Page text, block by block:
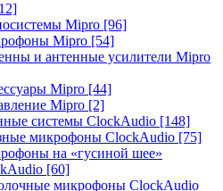
Mipro [96]
Mipro [54]
и антенные усилители Mipro
Mipro [44]
Mipro [2]
системы ClockAudio [148]
микрофоны ClockAudio [75]
на «гусиной шее»
[60]
микрофоны ClockAudio